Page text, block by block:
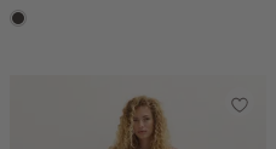
choco